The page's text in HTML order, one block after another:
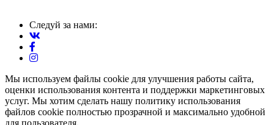
Следуй за нами:
Мы используем файлы cookie для улучшения работы сайта,
оценки использования контента и поддержки маркетинговых
услуг. Мы хотим сделать нашу политику использования
файлов cookie полностью прозрачной и максимально удобной